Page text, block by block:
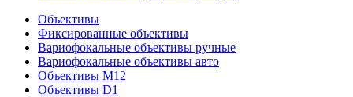
Объективы
Фиксированные объективы
Вариофокальные объективы ручные
Вариофокальные объективы авто
Объективы M12
Объективы D1